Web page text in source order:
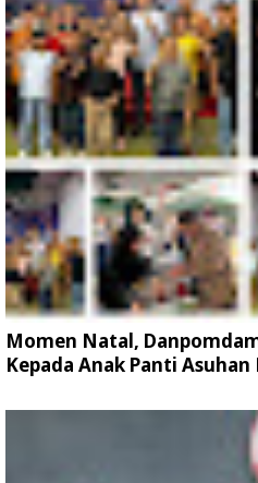
Momen Natal,
Kepada Anak Panti Asuhan